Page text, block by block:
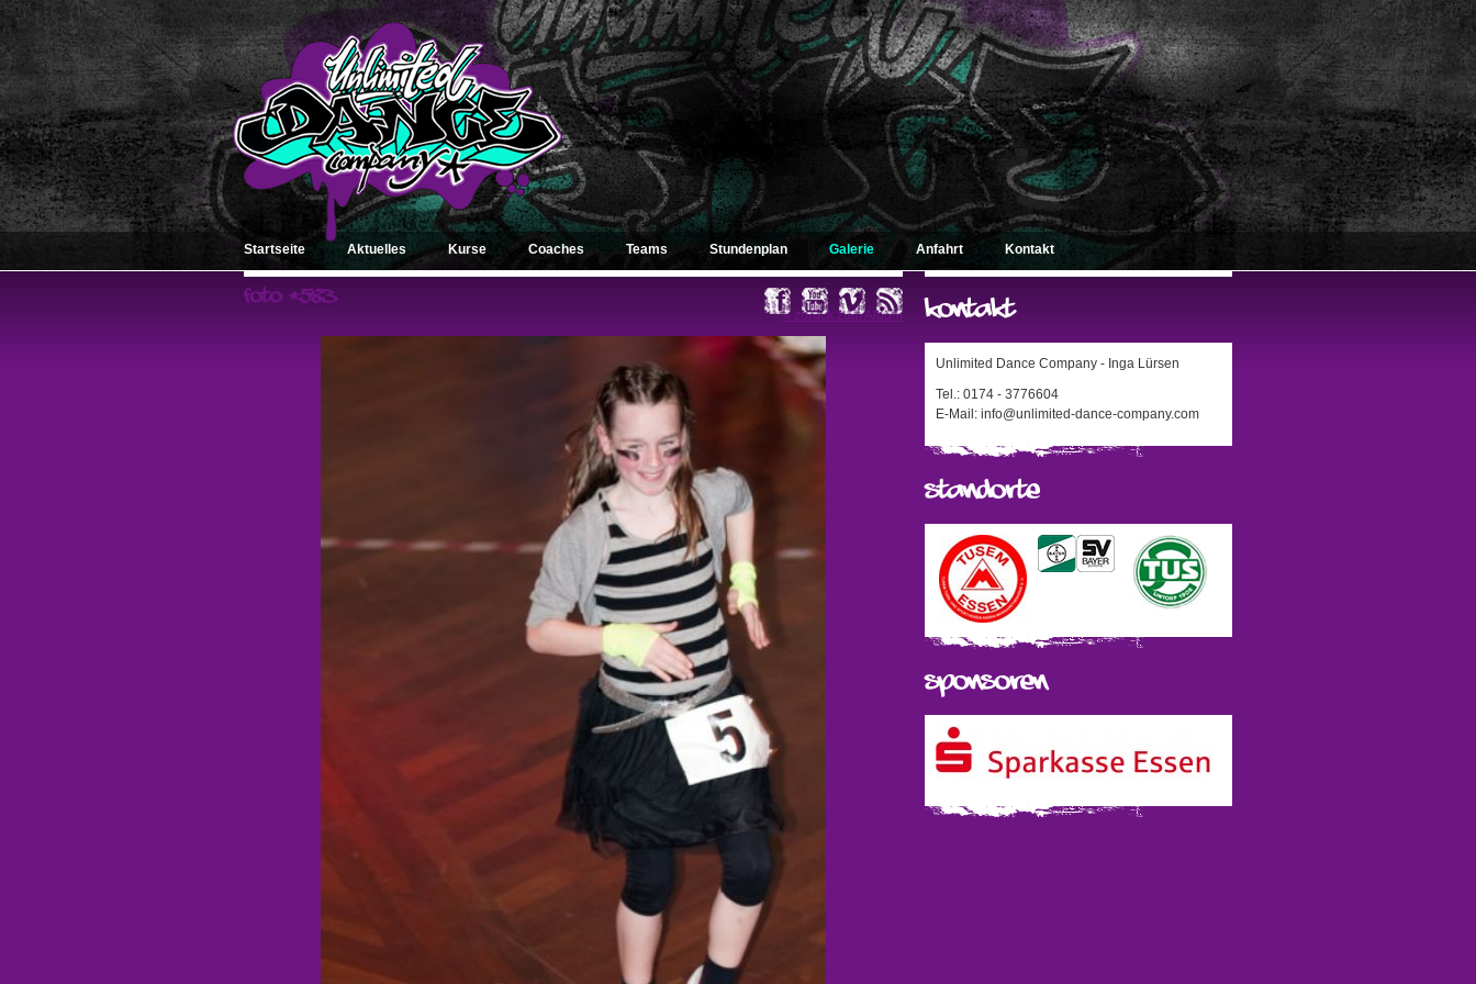
Startseite Aktuelles Kurse Coaches Teams Stundenplan Galerie Anfahrt Kontakt
« zurück zum Album
Unlimited Dance Company - Inga Lürsen
Tel.: 0174 - 3776604
E-Mail: info@unlimited-dance-company.com